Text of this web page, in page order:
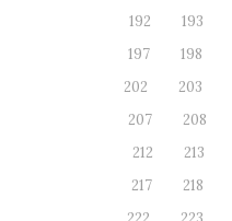
192
193
197
198
202
203
207
208
212
213
217
218